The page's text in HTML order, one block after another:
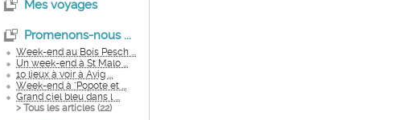
Mes voyages
Promenons-nous ...
Week-end au Bois Pesch ...
Un week-end à St Malo ...
10 lieux à voir à Avig ...
Week-end à "Popote et ...
Grand ciel bleu dans l ...
> Tous les articles (22)